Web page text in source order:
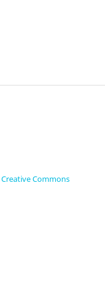
Creative Commons